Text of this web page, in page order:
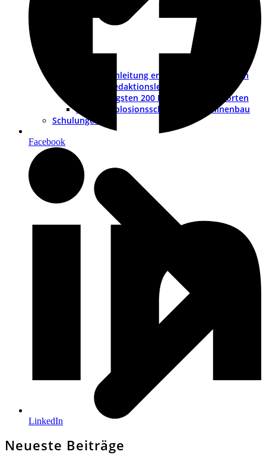
Betriebsanleitung erstellen – ein Leitfaden
Muster-Redaktionsleitfaden
Die wichtigsten 200 Fragen und Antworten
ATEX – Explosionsschutz im Maschinenbau
Schulungen
Facebook
LinkedIn
Neueste Beiträge